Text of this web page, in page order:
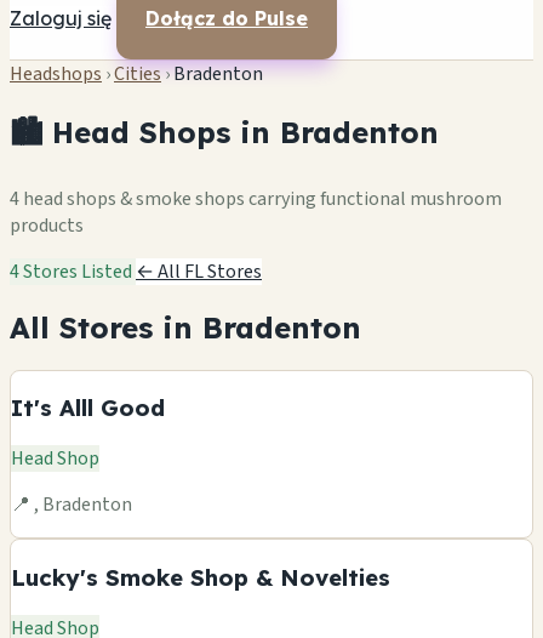
Zaloguj się Dołącz do Pulse
Headshops ›Cities›Bradenton
🏙️ Head Shops in Bradenton
4 head shops & smoke shops carrying functional mushroom
products
4 Stores Listed ← All FL Stores
All Stores in Bradenton
It's Alll Good
Head Shop
📍 , Bradenton
Lucky's Smoke Shop & Novelties
Head Shop